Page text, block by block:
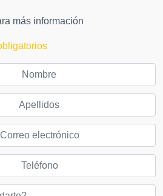
más información